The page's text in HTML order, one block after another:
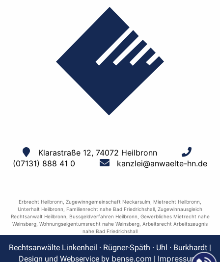
Klarastraße 12, 74072 Heilbronn
(07131) 888 41 0
kanzlei@anwaelte-hn.de
Erbrecht Heilbronn Zugewinngemeinschaft Neckarsulm Mietrecht Heilbronn
Unterhalt Heilbronn
Familienrecht nahe Bad Friedrichshall Zugewinnausgleich
Rechtsanwalt Heilbronn
Bussgeldverfahren Heilbronn Gewerbliches Mietrecht nahe
Weinsberg Wohnungseigentumsrecht nahe Weinsberg Arbeitsrecht Arbeitszeugnis
nahe Bad Friedrichshall
Rechtsanwälte Linkenheil · Rügner-Späth · Uhl · Burkhardt |
Design und Webservice by bense.com | Impressum|